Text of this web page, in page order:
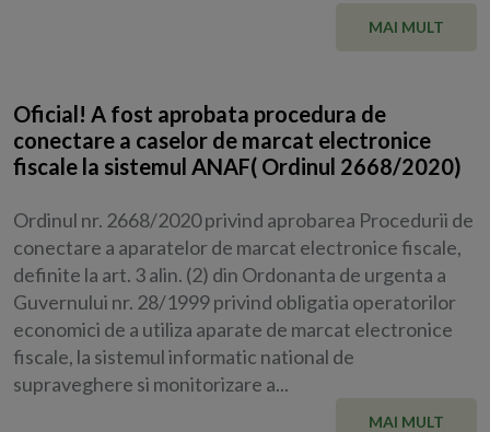
MAI MULT
Oficial! A fost aprobata procedura de
conectare a caselor de marcat electronice
fiscale la sistemul ANAF( Ordinul 2668/2020)
Ordinul nr. 2668/2020 privind aprobarea Procedurii de
conectare a aparatelor de marcat electronice fiscale,
definite la art. 3 alin. (2) din Ordonanta de urgenta a
Guvernului nr. 28/1999 privind obligatia operatorilor
economici de a utiliza aparate de marcat electronice
fiscale, la sistemul informatic national de
supraveghere si monitorizare a...
MAI MULT